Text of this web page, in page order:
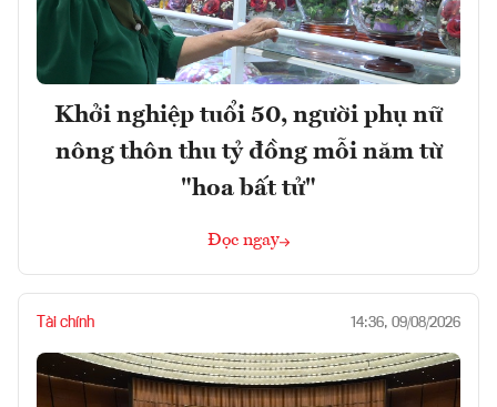
Khởi nghiệp tuổi 50, người phụ nữ
nông thôn thu tỷ đồng mỗi năm từ
"hoa bất tử"
Đọc ngay
Tài chính 14:36, 09/08/2026